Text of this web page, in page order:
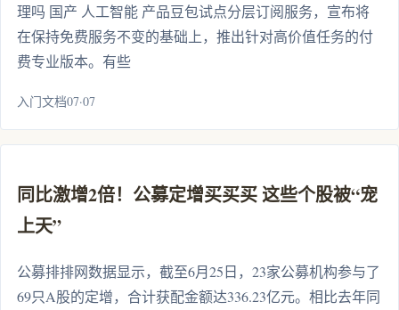
理吗 国产 人工智能 产品豆包试点分层订阅服务，宣布将
在保持免费服务不变的基础上，推出针对高价值任务的付
费专业版本。有些
入门文档07·07
同比激增2倍！公募定增买买买 这些个股被“宠
上天”
公募排排网数据显示，截至6月25日，23家公募机构参与了
69只A股的定增，合计获配金额达336.23亿元。相比去年同